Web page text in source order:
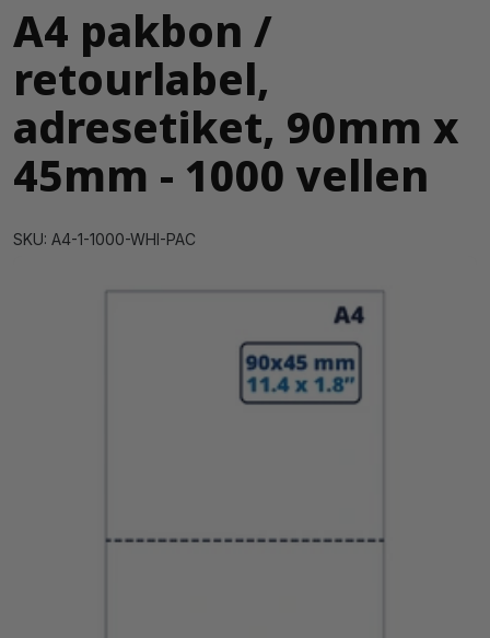
A4 pakbon /
retourlabel,
adresetiket, 90mm x
45mm - 1000 vellen
SKU: A4-1-1000-WHI-PAC